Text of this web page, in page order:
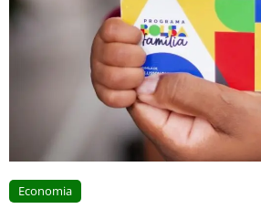
Economia